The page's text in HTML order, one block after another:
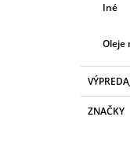
Iné
Oleje
ZNAČKY